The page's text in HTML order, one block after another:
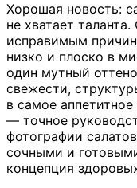
Хорошая новость:
не хватает
исправимым
низко и плоско в
один мутный
свежести,
в самое
— точное
фотографии
сочными и
концепция